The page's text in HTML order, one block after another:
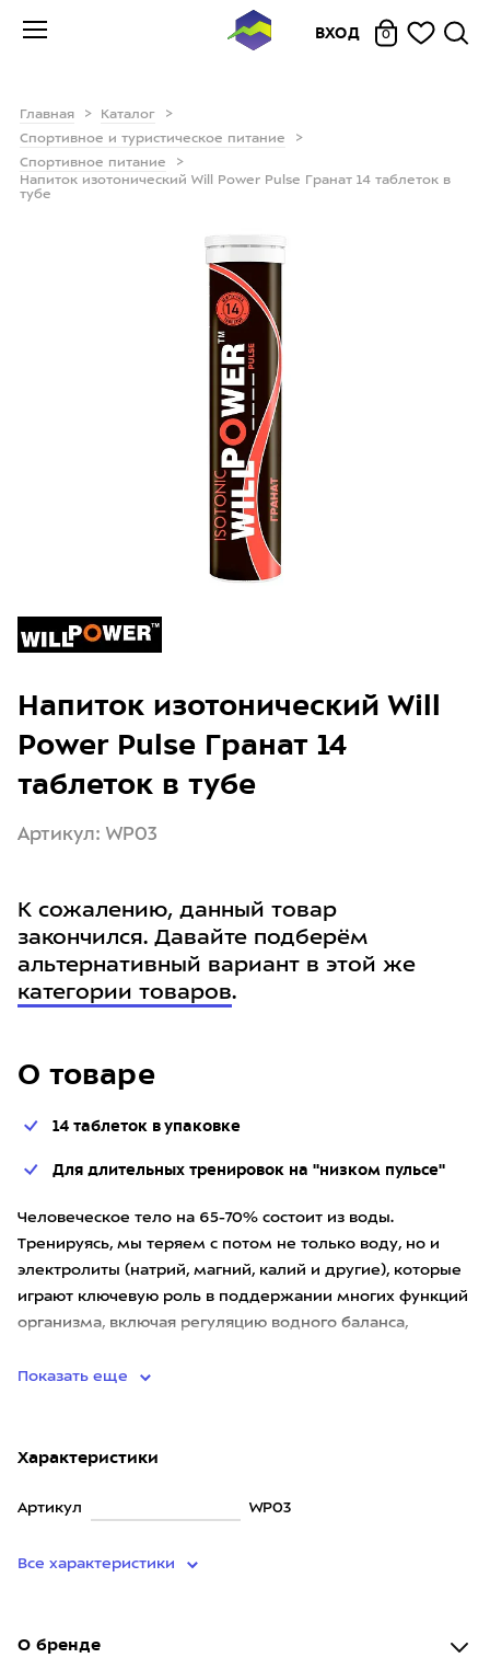
ВХОД 0
Главная
Каталог
Спортивное и туристическое питание
Спортивное питание
Напиток изотонический Will Power Pulse Гранат 14 таблеток в
тубе
О товаре
14 таблеток в упаковке
Для длительных тренировок на "низком пульсе"
Человеческое тело на 65-70% состоит из воды.
Тренируясь, мы теряем с потом не только воду, но и
электролиты (натрий, магний, калий и другие), которые
играют ключевую роль в поддержании многих функций
организма, включая регуляцию водного баланса,
Показать еще
Характеристики
Артикул WP03
Все характеристики
О бренде
Напиток изотонический Will
Power Pulse Гранат 14
таблеток в тубе
Артикул: WP03
К сожалению, данный товар
закончился. Давайте подберём
альтернативный вариант в этой же
категории товаров.